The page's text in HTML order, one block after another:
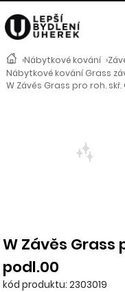
›Nábytkové kování ›
Nábytkové kování Grass
W Závěs Grass pro roh.
W Závěs Grass
podl.00
kód produktu: 2303019